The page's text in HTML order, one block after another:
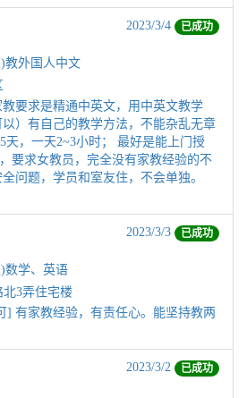
2023/3/4 已成功
教外国人中文
要求是精通中英文，用中英文教学
以）有自己的教学方法，不能杂乱无章
天，一天2~3小时； 最好是能上门授
要求女教员，完全没有家教经验的不
问题，学员和室友住，不会单独。
2023/3/3 已成功
数学、英语
3弄住宅楼
] 有家教经验，有责任心。能坚持教两
2023/3/2 已成功